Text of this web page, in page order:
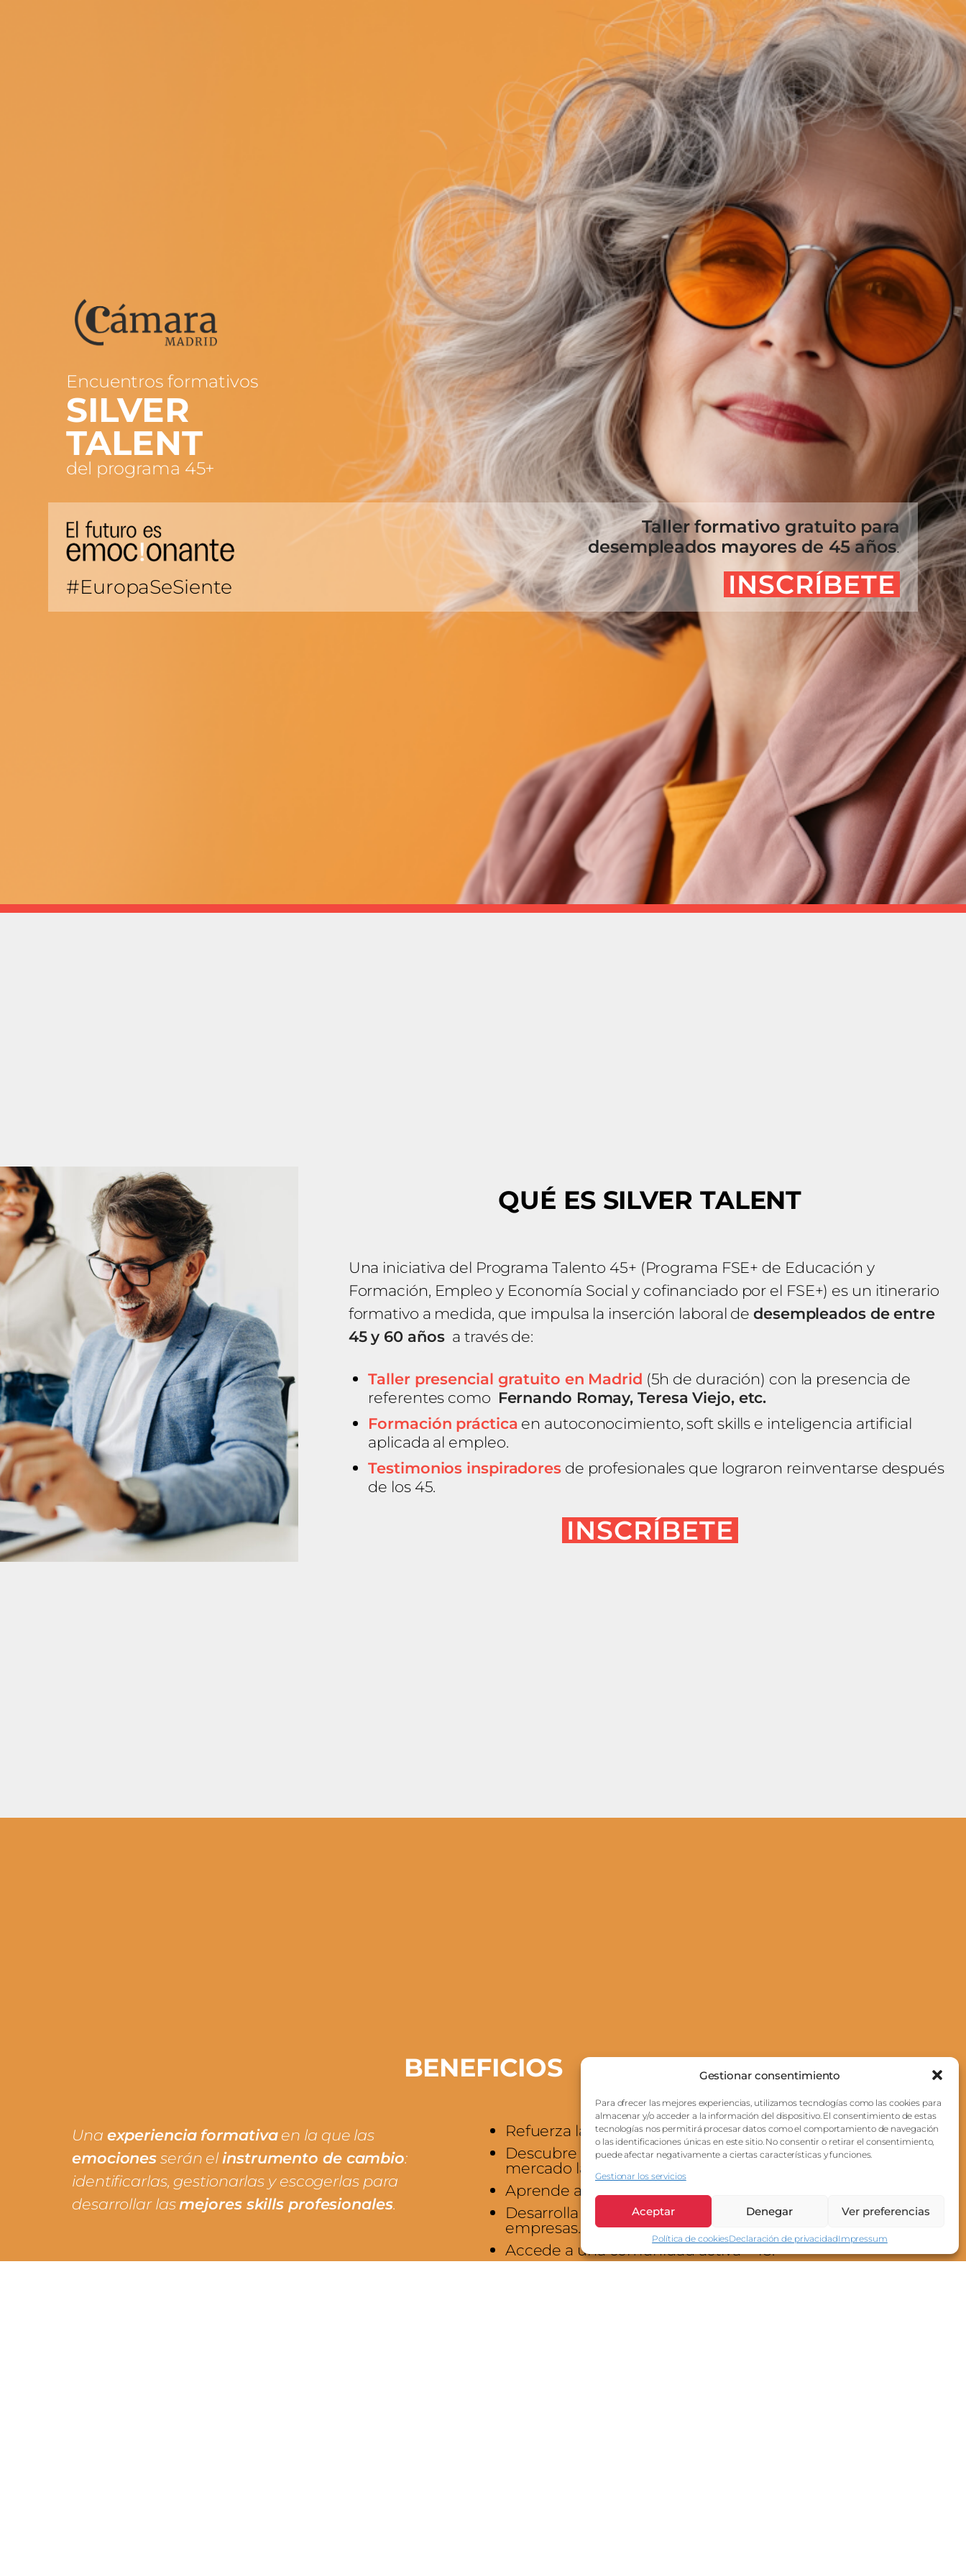
Gestionar consentimiento
Para ofrecer las mejores experiencias, utilizamos tecnologías como las cookies para
almacenar y/o acceder a la información del dispositivo. El consentimiento de estas
tecnologías nos permitirá procesar datos como el comportamiento de navegación
o las identificaciones únicas en este sitio. No consentir o retirar el consentimiento,
puede afectar negativamente a ciertas características y funciones.
Gestionar los servicios
Aceptar Denegar Ver preferencias
Política de cookiesDeclaración de privacidadImpressum
Encuentros formativos
SILVER
TALENT
del programa 45+
#EuropaSeSiente
Taller formativo gratuito para
desempleados mayores de 45 años.
INSCRÍBETE
QUÉ ES SILVER TALENT
Una iniciativa del Programa Talento 45+ (Programa FSE+ de Educación y
Formación, Empleo y Economía Social y cofinanciado por el FSE+) es un itinerario
formativo a medida, que impulsa la inserción laboral dedesempleados de entre
45 y 60 años a través de:
Taller presencial gratuito en Madrid (5h de duración) con la presencia de
referentes como Fernando Romay, Teresa Viejo, etc.
Formación práctica en autoconocimiento, soft skills e inteligencia artificial
aplicada al empleo.
Testimonios inspiradoresde profesionales que lograron reinventarse después
de los 45.
INSCRÍBETE
BENEFICIOS
Una experiencia formativaen la que las
emocionesserán el instrumento de cambio:
identificarlas, gestionarlas y escogerlas para
desarrollar lasmejores skills profesionales.
Refuerza la confianza y motivación que necesitas
Descubre las habilidades más demandadas por el
mercado laboral
Aprende a usar IA en la búsqueda de empleo.
Desarrolla las soft skills más valoradas por las
empresas.
Accede a una comunidad activa +45.